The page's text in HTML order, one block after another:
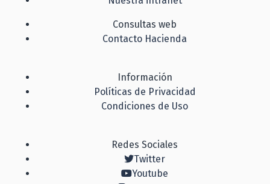
Consultas web
Contacto Hacienda
Información
Políticas de Privacidad
Condiciones de Uso
Redes Sociales
Twitter
Youtube